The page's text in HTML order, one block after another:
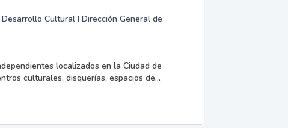
Cultural I Dirección General de
localizados en la Ciudad de
culturales, disquerías, espacios de...